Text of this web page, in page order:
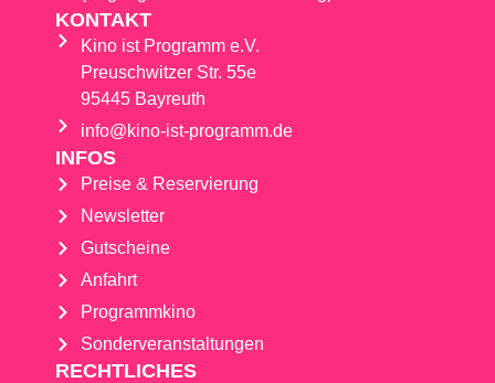
KONTAKT
Kino ist Programm e.V.
Preuschwitzer Str. 55e
95445 Bayreuth
info@kino-ist-programm.de
INFOS
Preise & Reservierung
Newsletter
Gutscheine
Anfahrt
Programmkino
Sonderveranstaltungen
RECHTLICHES